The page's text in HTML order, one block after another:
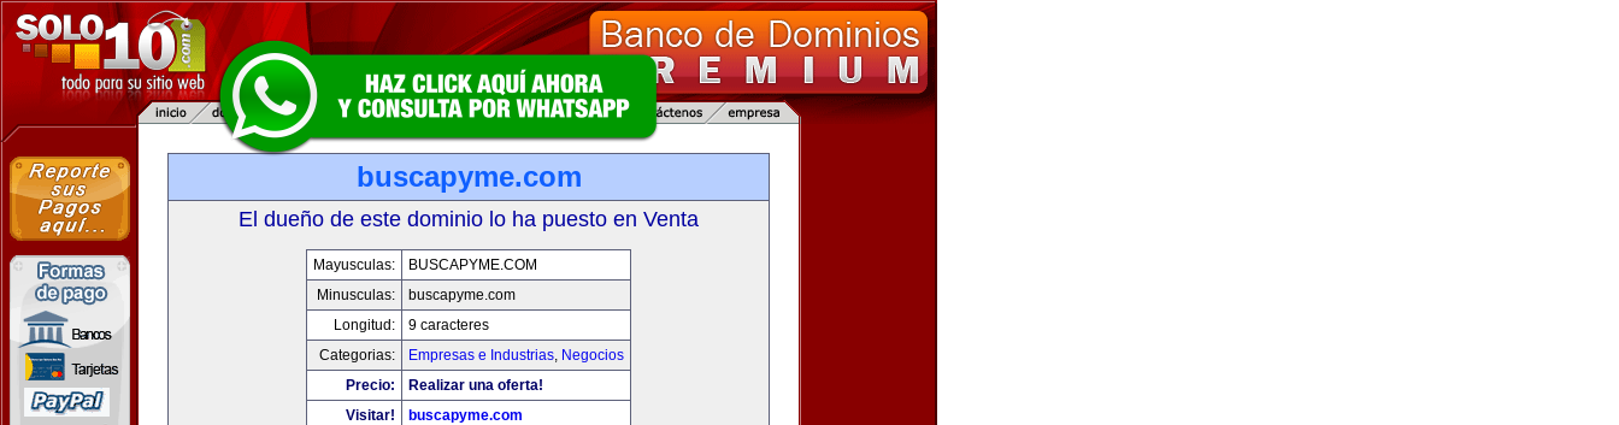
buscapyme.com
El dueño de este dominio lo ha puesto en Venta
Mayusculas:
BUSCAPYME.COM
Minusculas:
buscapyme.com
Longitud:
9 caracteres
Categorias:
Empresas e Industrias, Negocios
Precio:
Realizar una oferta!
Visitar!
buscapyme.com